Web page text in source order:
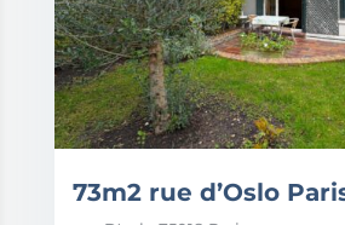
73m2 rue d’Oslo